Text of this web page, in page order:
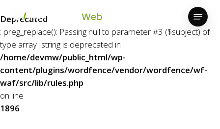
Deprecated
: preg_replace(): Passing null to parameter #3 ($subject) of
type array|string is deprecated in
/home/devmw/public_html/wp-
content/plugins/wordfence/vendor/wordfence/wf-
waf/src/lib/rules.php
on line
1896
to
main
content
Menu
Close